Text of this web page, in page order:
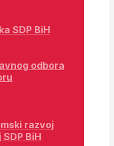
SDP BiH
odbora
razvoj
BiH